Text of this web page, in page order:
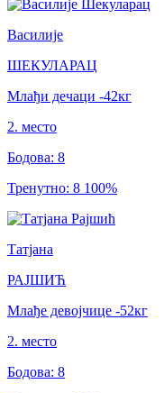
Василије
ШЕКУЛАРАЦ
Млађи дечаци -42кг
2. место
Бодова: 8
Тренутно: 8 100%
Татјана
РАЈШИЋ
Млађе девојчице -52кг
2. место
Бодова: 8